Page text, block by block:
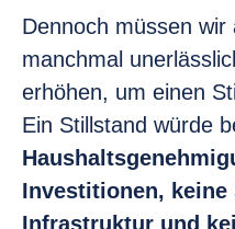
Dennoch müssen
manchmal
erhöhen, um einen
Ein Stillstand würde
Investitionen, keine
Infrastruktur und